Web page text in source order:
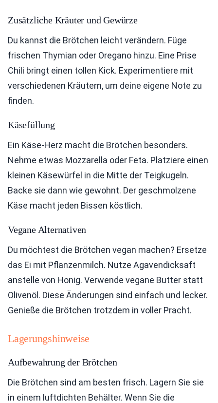
Zusätzliche Kräuter und Gewürze
Du kannst die Brötchen leicht verändern. Füge
frischen Thymian oder Oregano hinzu. Eine Prise
Chili bringt einen tollen Kick. Experimentiere mit
verschiedenen Kräutern, um deine eigene Note zu
finden.
Käsefüllung
Ein Käse-Herz macht die Brötchen besonders.
Nehme etwas Mozzarella oder Feta. Platziere einen
kleinen Käsewürfel in die Mitte der Teigkugeln.
Backe sie dann wie gewohnt. Der geschmolzene
Käse macht jeden Bissen köstlich.
Vegane Alternativen
Du möchtest die Brötchen vegan machen? Ersetze
das Ei mit Pflanzenmilch. Nutze Agavendicksaft
anstelle von Honig. Verwende vegane Butter statt
Olivenöl. Diese Änderungen sind einfach und lecker.
Genieße die Brötchen trotzdem in voller Pracht.
Lagerungshinweise
Aufbewahrung der Brötchen
Die Brötchen sind am besten frisch. Lagern Sie sie
in einem luftdichten Behälter. Wenn Sie die